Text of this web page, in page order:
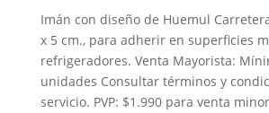
Imán con diseño de Huemul
x 5 cm., para adherir en superficies
refrigeradores. Venta Mayorista:
unidades Consultar términos y
servicio. PVP: $1.990 para venta